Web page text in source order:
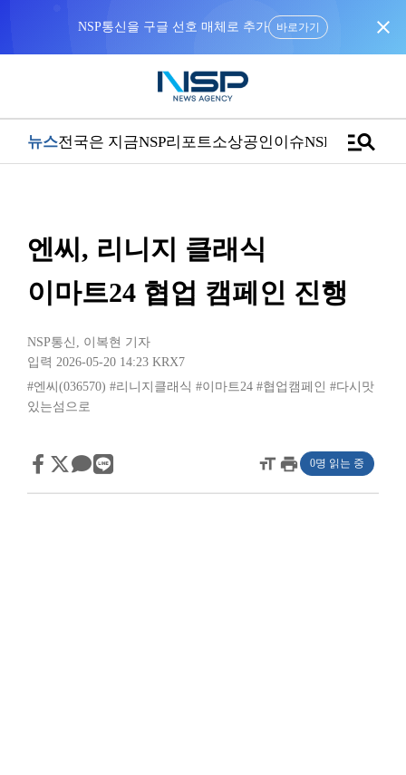
NSP통신을 구글 선호 매체로 추가 바로가기 close
뉴스전국은 지금NSP리포트소상공인이슈NSPTVmanage_search
엔씨, 리니지 클래식
이마트24 협업 캠페인 진행
NSP통신 , 이복현 기자
입력 2026-05-20 14:23 KRX7
#엔씨(036570) #리니지클래식 #이마트24 #협업캠페인 #다시맛
있는섬으로
format_sizeprint 0명 읽는 중